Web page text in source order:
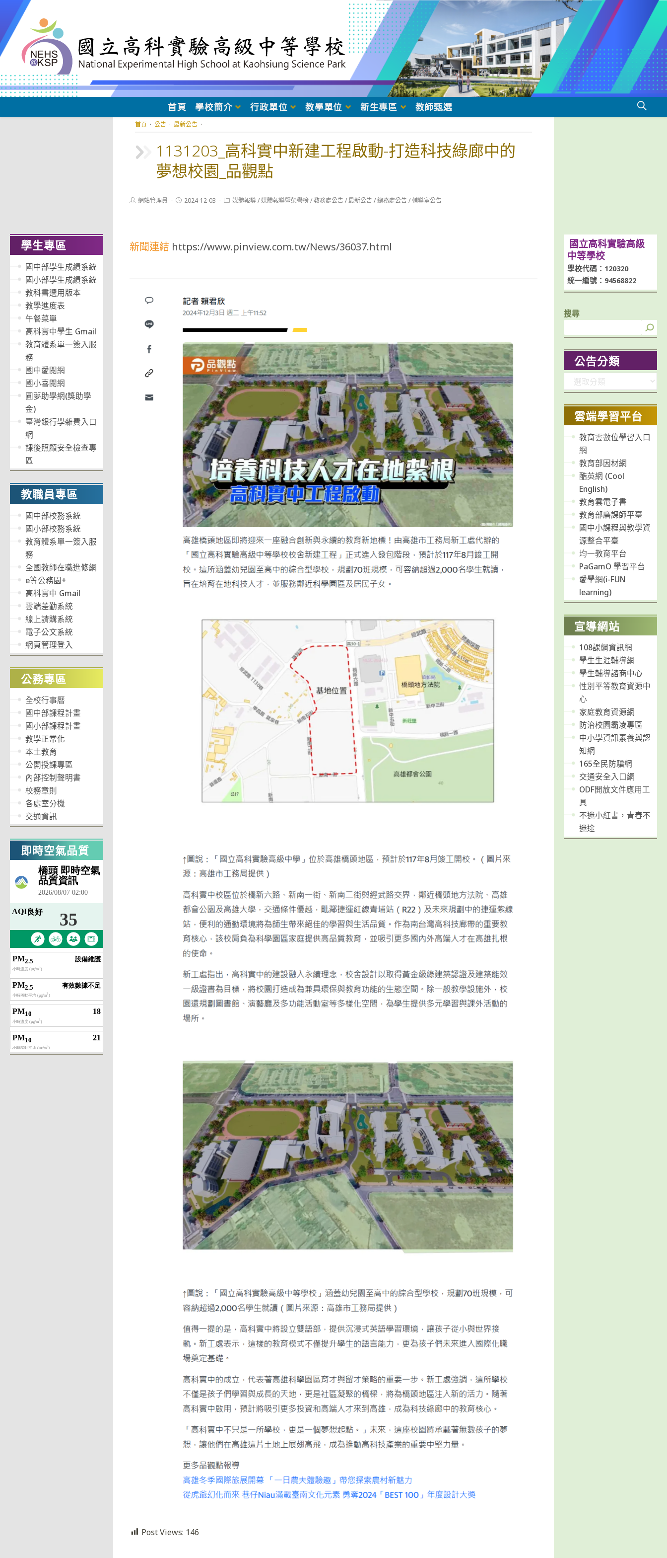
至
主
要
容
首頁 學校簡介 行政單位 教學單位 新生專區 教師甄選
1131203_高科實中新建工程啟動-打造科技綠廊中的
夢想校園_品觀點
首頁 · 公告 · 最新公告 ·
Post網站管理員
Post2024-12-03
Post媒體報導 / 媒體報導暨榮譽榜 / 教務處公告 / 最新公告 / 總務處公告 / 輔導室公告
新聞連結 https://www.pinview.com.tw/News/36037.html
Post Views: 146
學生專區
國中部學生成績系統
國小部學生成績系統
教科書選用版本
教學進度表
午餐菜單
高科實中學生 Gmail
教育體系單一簽入服
務
國中愛閱網
國小喜閱網
圓夢助學網(獎助學
金)
臺灣銀行學雜費入口
網
課後照顧安全檢查專
區
教職員專區
國中部校務系統
國小部校務系統
教育體系單一簽入服
務
全國教師在職進修網
e等公務園+
高科實中 Gmail
雲端差勤系統
線上請購系統
電子公文系統
網頁管理登入
公務專區
全校行事曆
國中部課程計畫
國小部課程計畫
教學正常化
本土教育
公開授課專區
內部控制聲明書
校務章則
各處室分機
交通資訊
即時空氣品質
國立高科實驗高級
中等學校
學校代碼：120320
統一編號：94568822
搜尋
公告分類
類
雲端學習平台
教育雲數位學習入口
網
教育部因材網
酷英網 (Cool
English)
教育雲電子書
教育部磨課師平臺
國中小課程與教學資
源整合平臺
均一教育平台
PaGamO 學習平台
愛學網(i-FUN
learning)
宣導網站
108課綱資訊網
學生生涯輔導網
學生輔導諮商中心
性別平等教育資源中
心
家庭教育資源網
防治校園霸凌專區
中小學資訊素養與認
知網
165全民防騙網
交通安全入口網
ODF開放文件應用工
具
不迷小紅書，青春不
迷途